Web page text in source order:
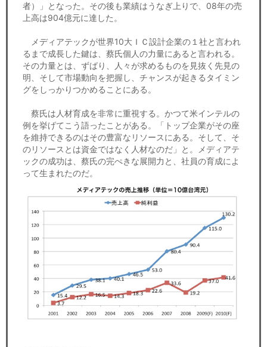
飲食店情報
者）」となった。その後も業績はうなぎ上りで、08年の売
上高は904億元に達した。
メディアテックが世界10大ＩＣ設計企業の１社と言われ
るまで成長した鍵は、蔡氏個人の力量にあると言われる。
その力量とは、ずばり、人々が求めるものを見抜く先見の
明、そして市場動向を把握し、チャンスが起きるタイミン
グをしっかりつかめることにある。
蔡氏は人材育成を非常に重視する。かつて米インテルの
例を挙げてこう語ったことがある。「トップ企業がその座
を維持できるのはその豊富なリソースにある。そして、そ
のリソースとは資金ではなく人材なのだ」と。メディアテ
ックの成功は、蔡氏の完ぺきな展開力と、社員の育成によ
って生まれたのだ。